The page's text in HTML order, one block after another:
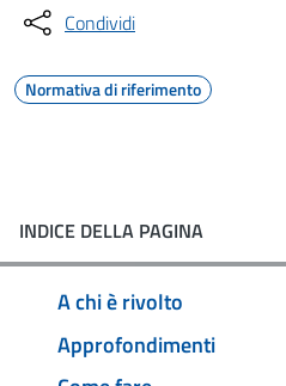
Condividi
Normativa di riferimento
INDICE DELLA PAGINA
A chi è rivolto
Approfondimenti